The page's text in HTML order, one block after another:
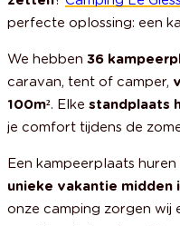
perfecte oplossing: een
We hebben 36
caravan, tent of camper,
100m². Elke standplaats
je comfort tijdens de
Een kampeerplaats
unieke vakantie midden
onze camping zorgen wij